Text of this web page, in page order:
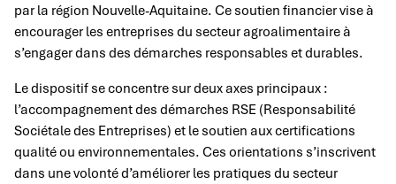
par la région Nouvelle-Aquitaine. Ce soutien financier vise à
encourager les entreprises du secteur agroalimentaire à
s’engager dans des démarches responsables et durables.
Le dispositif se concentre sur deux axes principaux :
l’accompagnement des démarches RSE (Responsabilité
Sociétale des Entreprises) et le soutien aux certifications
qualité ou environnementales. Ces orientations s’inscrivent
dans une volonté d’améliorer les pratiques du secteur